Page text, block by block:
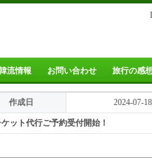
流情報 お問い合わせ 旅行の感
作成日 2024-07-18
ット代行ご予約受付開始！